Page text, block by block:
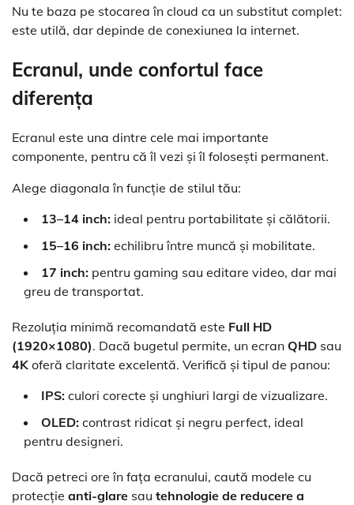
Nu te baza pe stocarea în cloud ca un substitut complet:
este utilă, dar depinde de conexiunea la internet.
Ecranul, unde confortul face
diferența
Ecranul este una dintre cele mai importante
componente, pentru că îl vezi și îl folosești permanent.
Alege diagonala în funcție de stilul tău:
13–14 inch: ideal pentru portabilitate și călătorii.
15–16 inch: echilibru între muncă și mobilitate.
17 inch: pentru gaming sau editare video, dar mai
greu de transportat.
Rezoluția minimă recomandată este Full HD
(1920×1080). Dacă bugetul permite, un ecran QHD sau
4K oferă claritate excelentă. Verifică și tipul de panou:
IPS: culori corecte și unghiuri largi de vizualizare.
OLED: contrast ridicat și negru perfect, ideal
pentru designeri.
Dacă petreci ore în fața ecranului, caută modele cu
protecție anti-glare sau tehnologie de reducere a